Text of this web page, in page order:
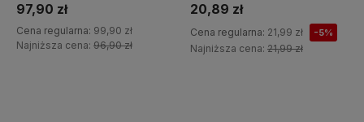
97,90 zł
Cena regularna: 99,90 zł
Najniższa cena: 96,90 zł
20,89 zł
Cena regularna: 21,99 zł -5%
Najniższa cena: 21,99 zł